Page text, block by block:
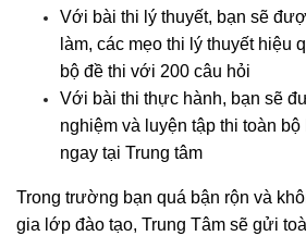
Với bài thi lý thuyết, bạn sẽ
làm, các mẹo thi lý thuyết hiệu
bộ đề thi với 200 câu hỏi
Với bài thi thực hành, bạn sẽ
nghiệm và luyện tập thi toàn
ngay tại Trung tâm
Trong trường bạn quá bận rộn và
gia lớp đào tạo, Trung Tâm sẽ gửi